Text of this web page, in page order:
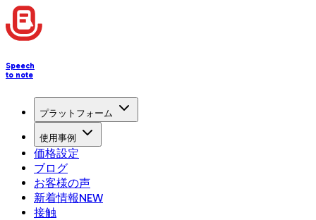
Speech
to note
プラットフォーム
使用事例
価格設定
ブログ
お客様の声
新着情報NEW
接触